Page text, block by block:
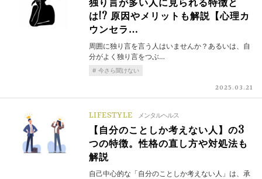
独り言が多い人に見られる特徴と
は!? 原因やメリットも解説【心理カ
ウンセラ…
周囲に独り言を言う人はいませんか？あるいは、自
分がよく独り言をつぶ…
今さら聞けない
2025.03.21
LIFESTYLE メンタルヘルス
【自分のことしか考えない人】の3
つの特徴。性格の直し方や対処法も
解説
自己中心的な「自分のことしか考えない人」は、承